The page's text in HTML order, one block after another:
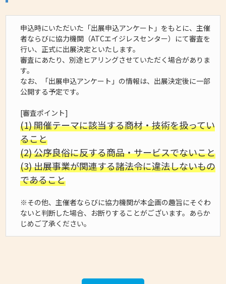
申込時にいただいた「出展申込アンケート」をもとに、主催
者ならびに協力機関（ATCエイジレスセンター）にて審査を
行い、正式に出展決定といたします。
審査にあたり、別途ヒアリングさせていただく場合がありま
す。
なお、「出展申込アンケート」の情報は、出展決定後に一部
公開する予定です。
[審査ポイント]
(1) 開催テーマに該当する商材・技術を扱ってい
ること
(2) 公序良俗に反する商品・サービスでないこと
(3) 出展事業が関連する諸法令に違法しないもの
であること
※その他、主催者ならびに協力機関が本企画の趣旨にそぐわ
ないと判断した場合、お断りすることがございます。あらか
じめご了承ください。